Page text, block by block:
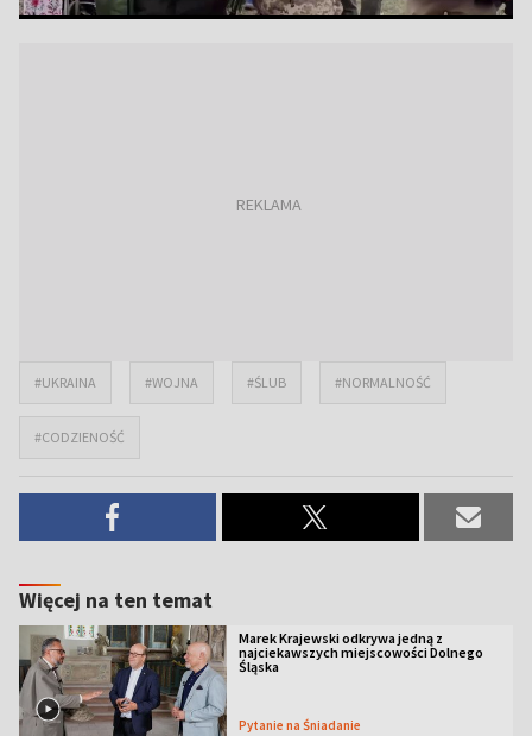
#UKRAINA #WOJNA #ŚLUB #NORMALNOŚĆ
#CODZIENOŚĆ
Więcej na ten temat
Marek Krajewski odkrywa jedną z
najciekawszych miejscowości Dolnego
Śląska
Pytanie na Śniadanie